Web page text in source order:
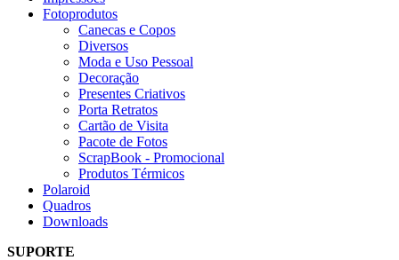
Fotoprodutos
Canecas e Copos
Diversos
Moda e Uso Pessoal
Decoração
Presentes Criativos
Porta Retratos
Cartão de Visita
Pacote de Fotos
ScrapBook - Promocional
Produtos Térmicos
Polaroid
Quadros
Downloads
SUPORTE